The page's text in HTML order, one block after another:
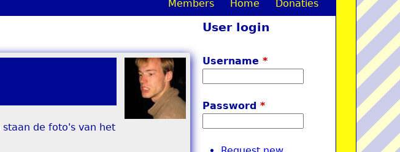
de foto's van het
M
i
n
m
Members Home Donaties
User login
Username*
Password*